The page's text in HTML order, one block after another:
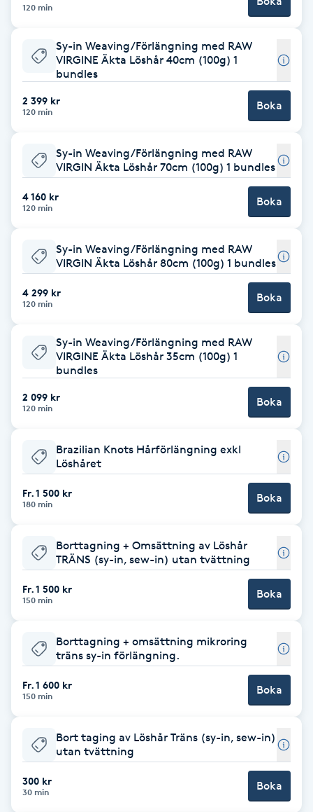
Fransk manikyr
Fransrengöring
Friskvård
Friskvårdsmassage
Frisör
Funktionsanalys
Färgning
Föning
Gelenaglar
Gellack
Gellack med förstärkning
Gravidmassage
Gruppträning
Gua Sha-massage
Hatha Yoga
Headspa
Healing
120 min
Sy-in Weaving/Förlängning med RAW
VIRGINE Äkta Löshår 40cm (100g) 1
bundles
2 399 kr
120 min Boka
Sy-in Weaving/Förlängning med RAW
VIRGIN Äkta Löshår 70cm (100g) 1 bundles
4 160 kr
120 min Boka
Sy-in Weaving/Förlängning med RAW
VIRGIN Äkta Löshår 80cm (100g) 1 bundles
4 299 kr
120 min Boka
Sy-in Weaving/Förlängning med RAW
VIRGINE Äkta Löshår 35cm (100g) 1
bundles
2 099 kr
120 min Boka
Brazilian Knots Hårförlängning exkl
Löshåret
Fr. 1 500 kr
180 min Boka
Borttagning + Omsättning av Löshår
TRÄNS (sy-in, sew-in) utan tvättning
Fr. 1 500 kr
150 min Boka
Borttagning + omsättning mikroring
träns sy-in förlängning.
Fr. 1 600 kr
150 min Boka
Bort taging av Löshår Träns (sy-in, sew-in)
utan tvättning
300 kr
30 min Boka